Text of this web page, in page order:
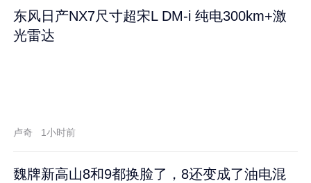
东风日产NX7尺寸超宋L DM-i 纯电300km+激
光雷达
卢奇 1小时前
魏牌新高山8和9都换脸了，8还变成了油电混